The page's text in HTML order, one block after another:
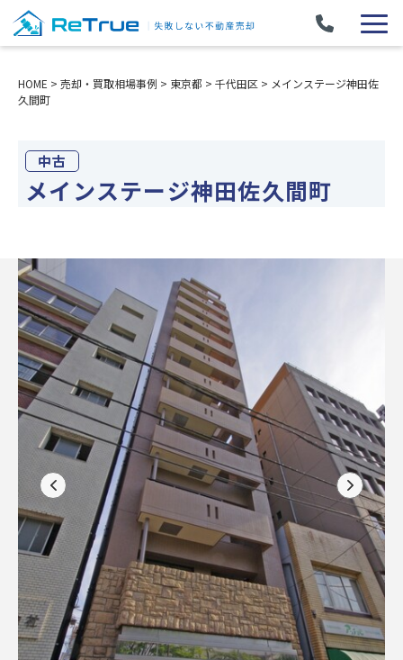
HOME > 売却・買取相場事例 > 東京都 > 千代田区 > メインステージ神田佐
久間町
中古
メインステージ神田佐久間町